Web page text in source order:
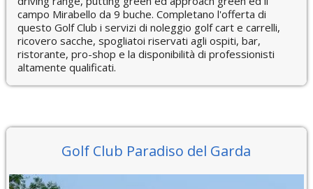
campo Mirabello da 9 buche. Completano l'offerta di
questo Golf Club i servizi di noleggio golf cart e carrelli,
ricovero sacche, spogliatoi riservati agli ospiti, bar,
ristorante, pro-shop e la disponibilità di professionisti
altamente qualificati.
Golf Club Paradiso del Garda